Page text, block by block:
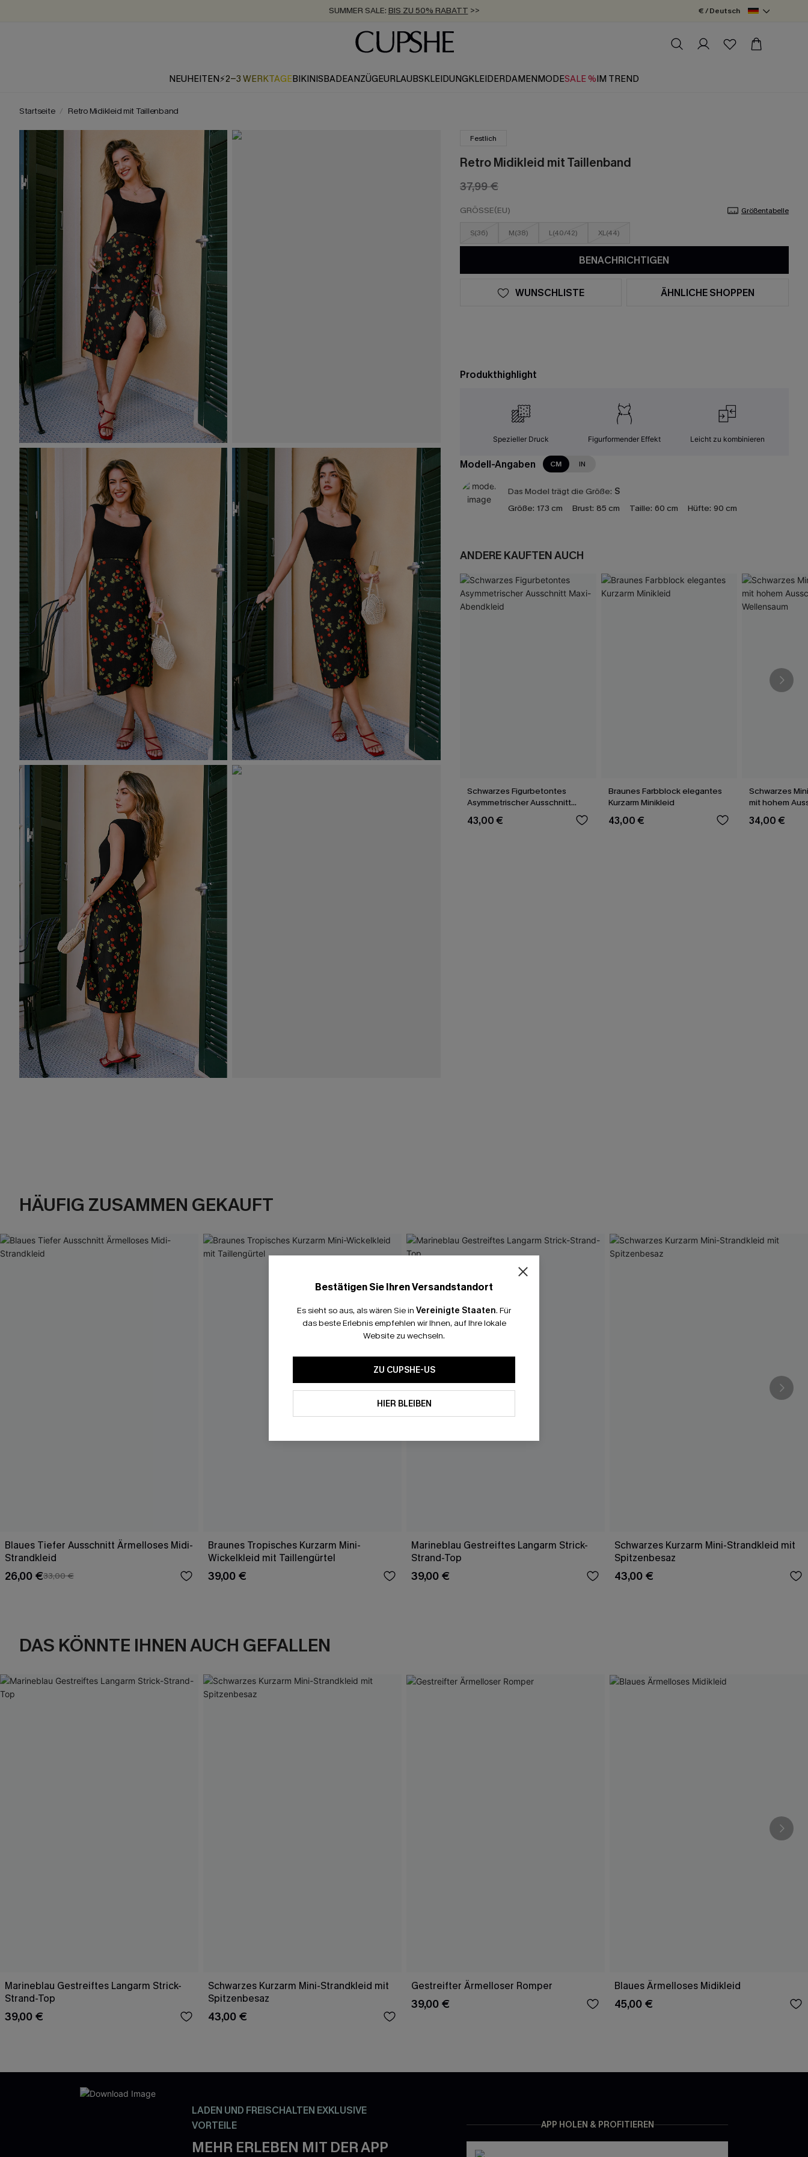
SUMMER SALE: BIS ZU 50% RABATT >>
ZUM NEWSLETTER:BIS ZU -20% EXTRA ERHALTEN
KOSTENLOSER VERSAND AB 89 €
€ / Deutsch
NEUHEITEN⚡2-3 WERKTAGEBIKINISBADEANZÜGEURLAUBSKLEIDUNGKLEIDERDAMENMODESALE %IM TREND
Startseite Retro Midikleid mit Taillenband
Festlich
Retro Midikleid mit Taillenband
37,99 €
GRÖSSE(EU) Größentabelle
S(36) M(38) L(40/42) XL(44)
BENACHRICHTIGEN
WUNSCHLISTE ÄHNLICHE SHOPPEN
Produkthighlight
Spezieller Druck Figurformender Effekt Leicht zu kombinieren
Modell-Angaben CM IN
Das Model trägt die Größe: S
Größe: 173 cm Brust: 85 cm Taille: 60 cm Hüfte: 90 cm
ANDERE KAUFTEN AUCH
Schwarzes Figurbetontes
Asymmetrischer Ausschnitt
Maxi-Abendkleid
43,00 €
Braunes Farbblock elegantes
Kurzarm Minikleid
43,00 €
Schwarzes
mit hohem
Wellensaum
34,00 €
HÄUFIG ZUSAMMEN GEKAUFT
Blaues Tiefer Ausschnitt Ärmelloses Midi-
Strandkleid
26,00 €33,00 €
Braunes Tropisches Kurzarm Mini-
Wickelkleid mit Taillengürtel
39,00 €
Marineblau Gestreiftes Langarm Strick-
Strand-Top
39,00 €
Schwarzes Kurzarm Mini-Strandkleid mit
Spitzenbesaz
43,00 €
DAS KÖNNTE IHNEN AUCH GEFALLEN
Marineblau Gestreiftes Langarm Strick-
Strand-Top
39,00 €
Schwarzes Kurzarm Mini-Strandkleid mit
Spitzenbesaz
43,00 €
Gestreifter Ärmelloser Romper
39,00 €
Blaues Ärmelloses Midikleid
45,00 €
LADEN UND FREISCHALTEN EXKLUSIVE
VORTEILE
MEHR ERLEBEN MIT DER APP
APP HOLEN & PROFITIEREN
Bestätigen Sie Ihren Versandstandort
Es sieht so aus, als wären Sie in Vereinigte Staaten. Für
das beste Erlebnis empfehlen wir Ihnen, auf Ihre lokale
Website zu wechseln.
ZU CUPSHE-US
HIER BLEIBEN